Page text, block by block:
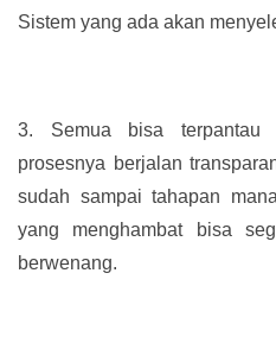
Sistem yang ada akan
3.
Semua bisa terpantau
prosesnya berjalan
sudah sampai tahapan
yang menghambat bisa
berwenang.